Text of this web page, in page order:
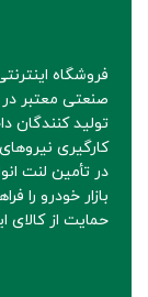
فروشگاه
صنعتی معتبر در
تولید کنندگان
کارگیری
در تأمین لنت
بازار خودرو را
حمایت از کالای